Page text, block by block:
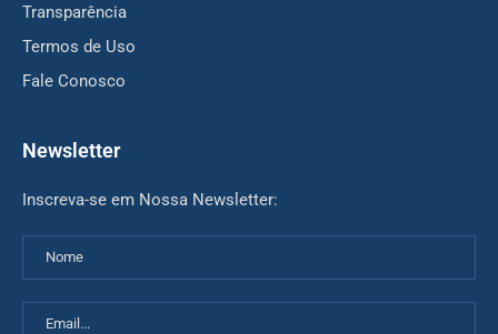
Transparência
Termos de Uso
Fale Conosco
Newsletter
Inscreva-se em Nossa Newsletter: